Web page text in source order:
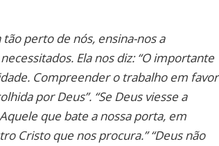
perto de nós, ensina-nos a
Ela nos diz: “O importante
Compreender o trabalho em favor
por Deus”. “Se Deus viesse a
que bate a nossa porta, em
Cristo que nos procura.” “Deus não